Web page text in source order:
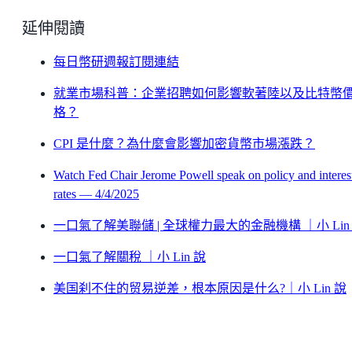
延伸閱讀
每日幣研週報訂閱連結
就業市場科普：企業招聘如何影響軟著陸以及比特幣
格？
CPI 是什麼？為什麼會影響加密貨幣市場漲跌？
Watch Fed Chair Jerome Powell speak on policy and
rates — 4/4/2025
一口氣了解美聯儲 | 全球權力最大的金融機構 ｜小 Lin
一口氣了解關稅 ｜小 Lin 說
美国刹不住的贸易逆差，根本原因是什么?｜小 Lin 說